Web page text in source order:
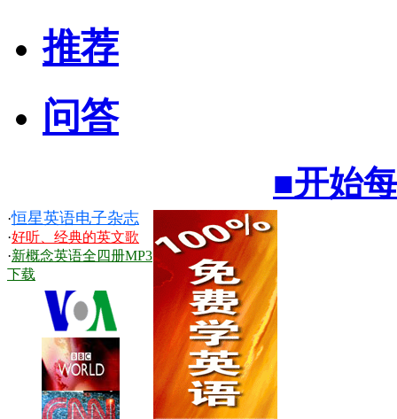
推荐
问答
■开始
·恒星英语电子杂志
·好听、经典的英文歌
·新概念英语全四册MP3
下载